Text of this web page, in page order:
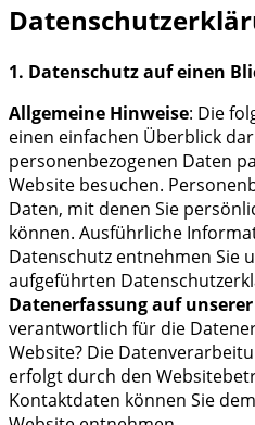
1. Datenschutz auf einen
Allgemeine Hinweise: Die
einen einfachen Überblick
personenbezogenen Daten
Website besuchen.
Daten, mit denen Sie
können. Ausführliche
Datenschutz entnehmen Sie
aufgeführten
Datenerfassung auf
verantwortlich für die
Website? Die
erfolgt durch den
Kontaktdaten können Sie dem